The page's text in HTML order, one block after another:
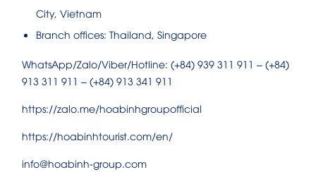
City, Vietnam
Branch offices: Thailand, Singapore
WhatsApp/Zalo/Viber/Hotline: (+84) 939 311 911 – (+84)
913 311 911 – (+84) 913 341 911
https://zalo.me/hoabinhgroupofficial
https://hoabinhtourist.com/en/
info@hoabinh-group.com